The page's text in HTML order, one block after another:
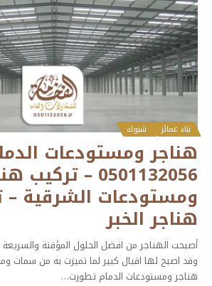
بناء عمائر شبوك
هناجر ومستودعات
0501132056 –
ومستودعات الشرقية –
هناجر الخبر
أصبحت الهناجر من افضل الحلول المؤقتة والسريعة
وقد اصبح لها اقبال كبير لما تميزت به من سمات
هناجر ومستودعات الدمام تطورت…